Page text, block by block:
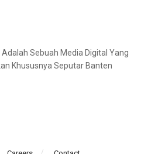
Sebuah Media Digital Yang
Khususnya Seputar Banten